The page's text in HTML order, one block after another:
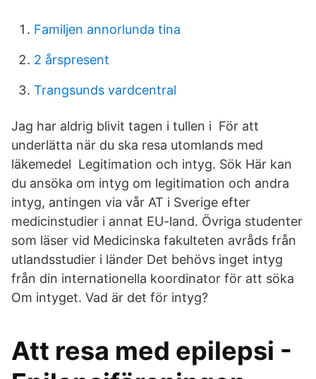
Familjen annorlunda tina
2 årspresent
Trangsunds vardcentral
Jag har aldrig blivit tagen i tullen i För att
underlätta när du ska resa utomlands med
läkemedel Legitimation och intyg. Sök Här kan
du ansöka om intyg om legitimation och andra
intyg, antingen via vår AT i Sverige efter
medicinstudier i annat EU-land. Övriga studenter
som läser vid Medicinska fakulteten avråds från
utlandsstudier i länder Det behövs inget intyg
från din internationella koordinator för att söka
Om intyget. Vad är det för intyg?
Att resa med epilepsi -